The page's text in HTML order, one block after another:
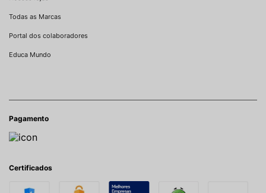
Todas as Marcas
Portal dos colaboradores
Educa Mundo
Pagamento
Certificados